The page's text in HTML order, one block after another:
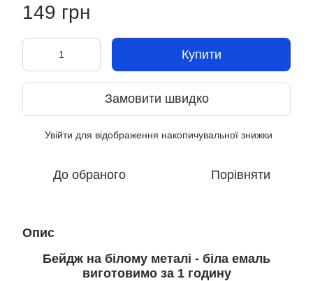
149 грн
Купити
Замовити швидко
Увійти для відображення накопичувальної знижки
До обраного Порівняти
Опис
Бейдж на білому металі - біла емаль
виготовимо за 1 годину